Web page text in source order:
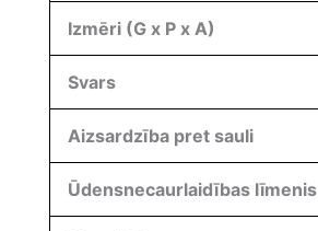
Izmēri (G x P x A)
Svars
Aizsardzība pret sauli
Ūdensnecaurlaidības līmenis